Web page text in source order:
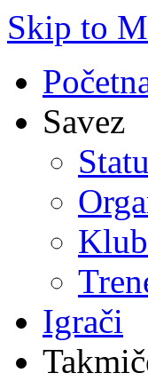
Skip to
Savez
Igrači